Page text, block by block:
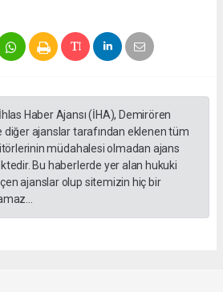
Haber Ajansı (İHA), Demirören
diğer ajanslar tarafından eklenen tüm
müdahalesi olmadan ajans
Bu haberlerde yer alan hukuki
ajanslar olup sitemizin hiç bir